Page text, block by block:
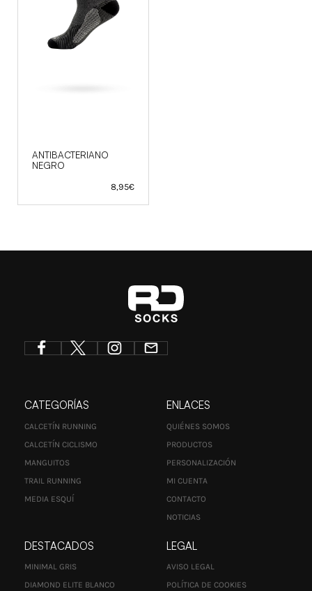
ANTIBACTERIANO
NEGRO
8,95€
CATEGORÍAS
CALCETÍN RUNNING
CALCETÍN CICLISMO
MANGUITOS
TRAIL RUNNING
MEDIA ESQUÍ
ENLACES
QUIÉNES SOMOS
PRODUCTOS
PERSONALIZACIÓN
MI CUENTA
CONTACTO
NOTICIAS
DESTACADOS
MINIMAL GRIS
DIAMOND ELITE BLANCO
LEGAL
AVISO LEGAL
POLÍTICA DE COOKIES